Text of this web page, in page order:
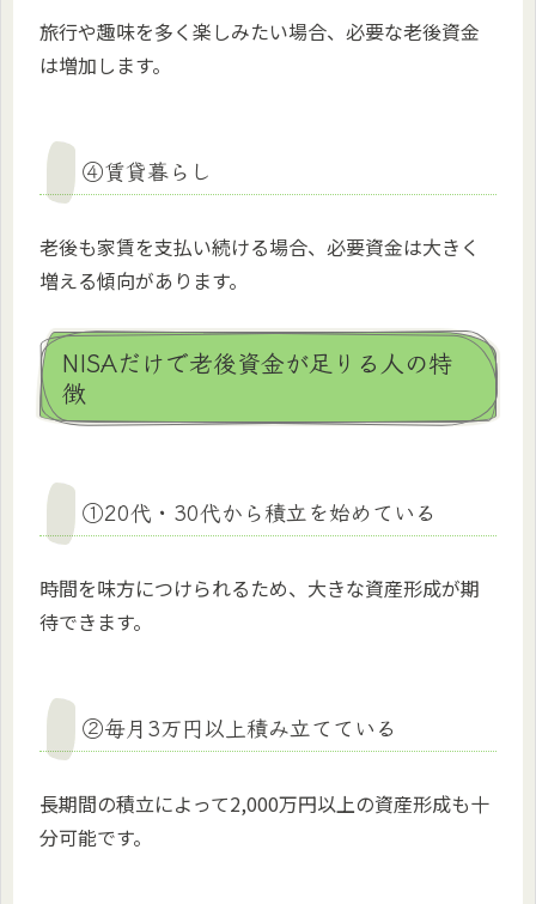
旅行や趣味を多く楽しみたい場合、必要な老後資金
は増加します。
④賃貸暮らし
老後も家賃を支払い続ける場合、必要資金は大きく
増える傾向があります。
NISAだけで老後資金が足りる人の特
徴
①20代・30代から積立を始めている
時間を味方につけられるため、大きな資産形成が期
待できます。
②毎月3万円以上積み立てている
長期間の積立によって2,000万円以上の資産形成も十
分可能です。